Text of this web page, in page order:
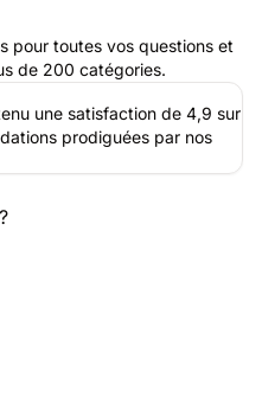
pour toutes vos questions et
de 200 catégories.
une satisfaction de 4,9 sur
prodiguées par nos